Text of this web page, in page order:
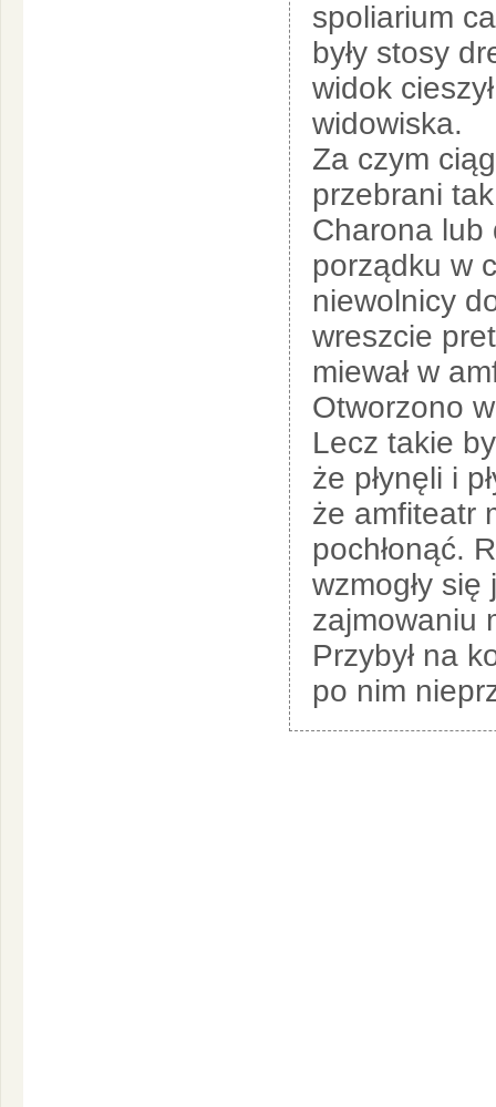
spoliarium
były stosy
widok
widowiska.
Za czym
przebrani
Charona lub
porządku w
niewolnicy
wreszcie
miewał w
Otworzono
Lecz takie
że płynęli i
że amfiteatr
pochłonąć.
wzmogły
zajmowaniu
Przybył na
po nim